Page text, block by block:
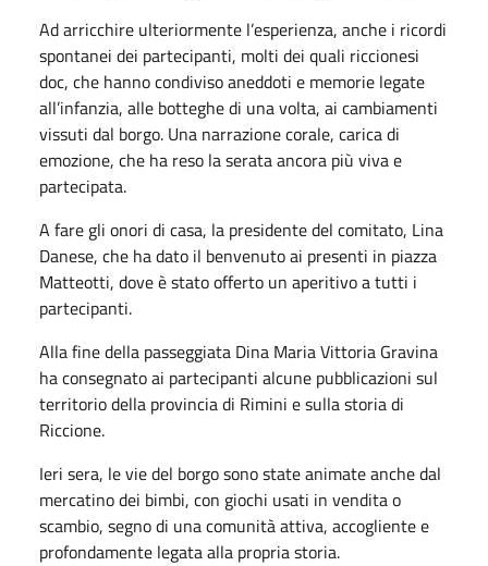
Ad arricchire ulteriormente l’esperienza, anche i ricordi
spontanei dei partecipanti, molti dei quali riccionesi
doc, che hanno condiviso aneddoti e memorie legate
all’infanzia, alle botteghe di una volta, ai cambiamenti
vissuti dal borgo. Una narrazione corale, carica di
emozione, che ha reso la serata ancora più viva e
partecipata.
A fare gli onori di casa, la presidente del comitato, Lina
Danese, che ha dato il benvenuto ai presenti in piazza
Matteotti, dove è stato offerto un aperitivo a tutti i
partecipanti.
Alla fine della passeggiata Dina Maria Vittoria Gravina
ha consegnato ai partecipanti alcune pubblicazioni sul
territorio della provincia di Rimini e sulla storia di
Riccione.
Ieri sera, le vie del borgo sono state animate anche dal
mercatino dei bimbi, con giochi usati in vendita o
scambio, segno di una comunità attiva, accogliente e
profondamente legata alla propria storia.